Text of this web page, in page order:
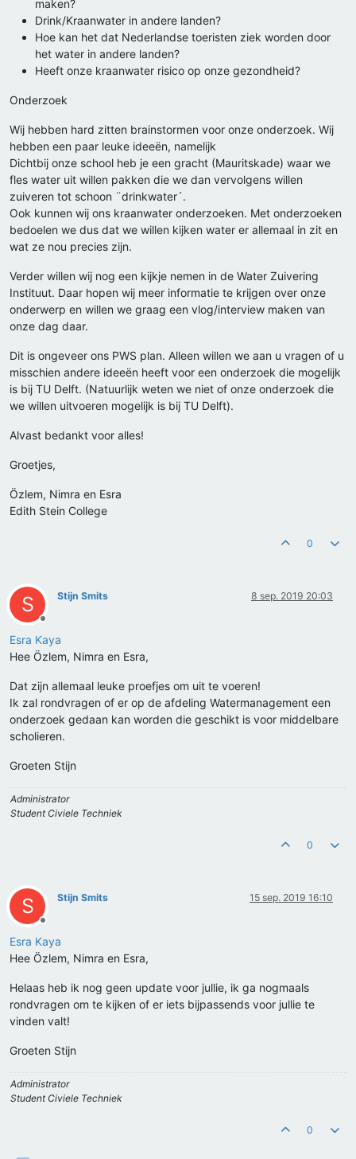
maken?
Drink/Kraanwater in andere landen?
Hoe kan het dat Nederlandse toeristen ziek worden door
het water in andere landen?
Heeft onze kraanwater risico op onze gezondheid?
Onderzoek
Wij hebben hard zitten brainstormen voor onze onderzoek. Wij
hebben een paar leuke ideeën, namelijk
Dichtbij onze school heb je een gracht (Mauritskade) waar we
fles water uit willen pakken die we dan vervolgens willen
zuiveren tot schoon ¨drinkwater´.
Ook kunnen wij ons kraanwater onderzoeken. Met onderzoeken
bedoelen we dus dat we willen kijken water er allemaal in zit en
wat ze nou precies zijn.
Verder willen wij nog een kijkje nemen in de Water Zuivering
Instituut. Daar hopen wij meer informatie te krijgen over onze
onderwerp en willen we graag een vlog/interview maken van
onze dag daar.
Dit is ongeveer ons PWS plan. Alleen willen we aan u vragen of u
misschien andere ideeën heeft voor een onderzoek die mogelijk
is bij TU Delft. (Natuurlijk weten we niet of onze onderzoek die
we willen uitvoeren mogelijk is bij TU Delft).
Alvast bedankt voor alles!
Groetjes,
Özlem, Nimra en Esra
Edith Stein College
0
S
Offline
Stijn Smits 8 sep. 2019 20:03
Esra Kaya
Hee Özlem, Nimra en Esra,
Dat zijn allemaal leuke proefjes om uit te voeren!
Ik zal rondvragen of er op de afdeling Watermanagement een
onderzoek gedaan kan worden die geschikt is voor middelbare
scholieren.
Groeten Stijn
Administrator
Student Civiele Techniek
0
S
Offline
Stijn Smits 15 sep. 2019 16:10
Esra Kaya
Hee Özlem, Nimra en Esra,
Helaas heb ik nog geen update voor jullie, ik ga nogmaals
rondvragen om te kijken of er iets bijpassends voor jullie te
vinden valt!
Groeten Stijn
Administrator
Student Civiele Techniek
0